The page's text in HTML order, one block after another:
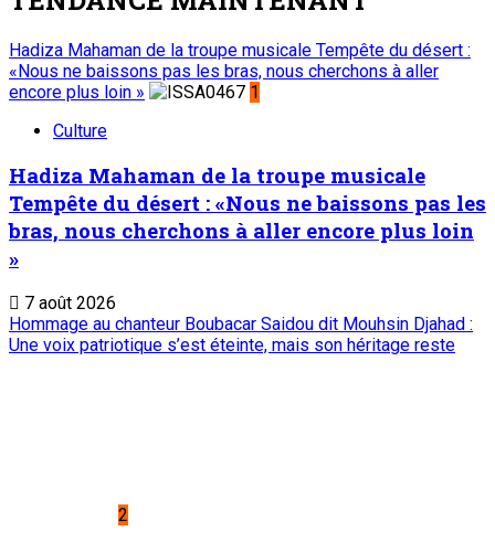
Hadiza Mahaman de la troupe musicale Tempête du désert :
«Nous ne baissons pas les bras, nous cherchons à aller
encore plus loin »
1
Culture
Hadiza Mahaman de la troupe musicale
Tempête du désert : «Nous ne baissons pas les
bras, nous cherchons à aller encore plus loin
»
7 août 2026
Hommage au chanteur Boubacar Saidou dit Mouhsin Djahad :
Une voix patriotique s’est éteinte, mais son héritage reste
2